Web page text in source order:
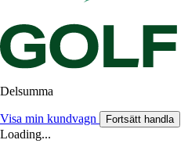
Delsumma
Visa min kundvagn Fortsätt handla
Loading...